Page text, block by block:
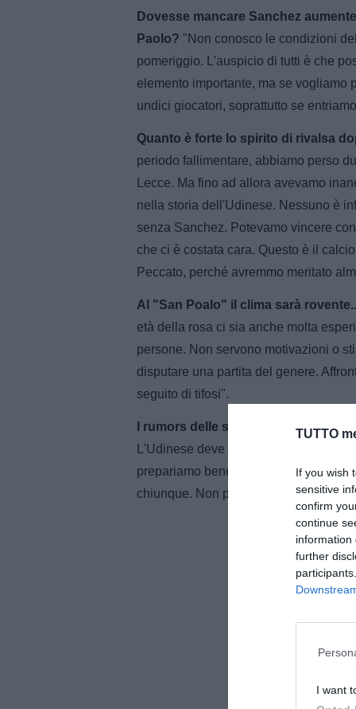
TUTTO
If you wish
sensitive
confirm
continue
information
further
I want
Dovesse mancare Sanchez
Paolo? "Non conosco le condizioni
pomeriggio. L'auspicio di tutti è che
elemento importante, ma se vogliamo
undici giocatori, soprattutto se
Quanto è forte lo spirito di rivalsa
periodo fallimentare, abbiamo perso
Lecce. Ma fino ad allora avevamo
nella storia dell'Udinese. Nessuno è
senza Sanchez. Potevamo vincere
che ci è costata cara. Questo è il
Peccato, perché avremmo meritato
Al "San Poalo" il clima sarà
età della rosa ci sia anche molta
persone. Non servono motivazioni o
disputare una partita del genere.
seguito di tifosi".
I rumors delle settimana vi hanno
L'Udinese deve solo pensare a fare
prepariamo bene la gara e siamo in
chiunque. Non pensiamo agli altri e